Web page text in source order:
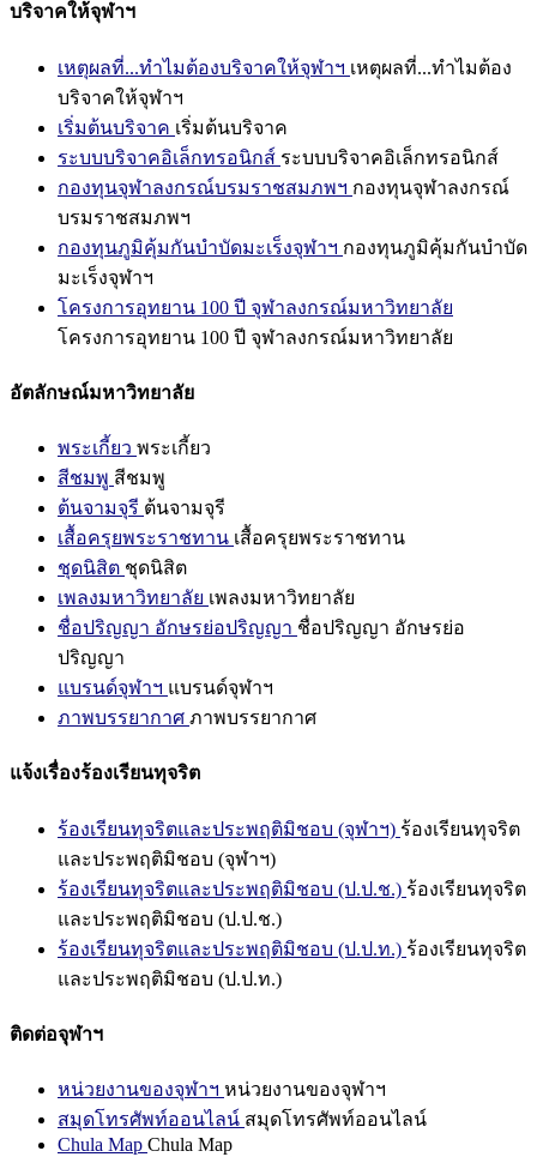
บริจาคให้จุฬาฯ
เหตุผลที่...ทำไมต้องบริจาคให้จุฬาฯ เหตุผลที่...ทำไมต้อง
บริจาคให้จุฬาฯ
เริ่มต้นบริจาค เริ่มต้นบริจาค
ระบบบริจาคอิเล็กทรอนิกส์ ระบบบริจาคอิเล็กทรอนิกส์
กองทุนจุฬาลงกรณ์บรมราชสมภพฯ กองทุนจุฬาลงกรณ์
บรมราชสมภพฯ
กองทุนภูมิคุ้มกันบำบัดมะเร็งจุฬาฯ กองทุนภูมิคุ้มกันบำบัด
มะเร็งจุฬาฯ
โครงการอุทยาน 100 ปี จุฬาลงกรณ์มหาวิทยาลัย
โครงการอุทยาน 100 ปี จุฬาลงกรณ์มหาวิทยาลัย
อัตลักษณ์มหาวิทยาลัย
พระเกี้ยว พระเกี้ยว
สีชมพู สีชมพู
ต้นจามจุรี ต้นจามจุรี
เสื้อครุยพระราชทาน เสื้อครุยพระราชทาน
ชุดนิสิต ชุดนิสิต
เพลงมหาวิทยาลัย เพลงมหาวิทยาลัย
ชื่อปริญญา อักษรย่อปริญญา ชื่อปริญญา อักษรย่อ
ปริญญา
แบรนด์จุฬาฯ แบรนด์จุฬาฯ
ภาพบรรยากาศ ภาพบรรยากาศ
แจ้งเรื่องร้องเรียนทุจริต
ร้องเรียนทุจริตและประพฤติมิชอบ (จุฬาฯ) ร้องเรียนทุจริต
และประพฤติมิชอบ (จุฬาฯ)
ร้องเรียนทุจริตและประพฤติมิชอบ (ป.ป.ช.) ร้องเรียนทุจริต
และประพฤติมิชอบ (ป.ป.ช.)
ร้องเรียนทุจริตและประพฤติมิชอบ (ป.ป.ท.) ร้องเรียนทุจริต
และประพฤติมิชอบ (ป.ป.ท.)
ติดต่อจุฬาฯ
หน่วยงานของจุฬาฯ หน่วยงานของจุฬาฯ
สมุดโทรศัพท์ออนไลน์ สมุดโทรศัพท์ออนไลน์
Chula Map Chula Map